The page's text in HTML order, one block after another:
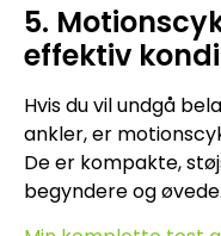
5.
effektiv
Hvis du vil undgå
ankler, er
De er kompakte,
begyndere og øvede.